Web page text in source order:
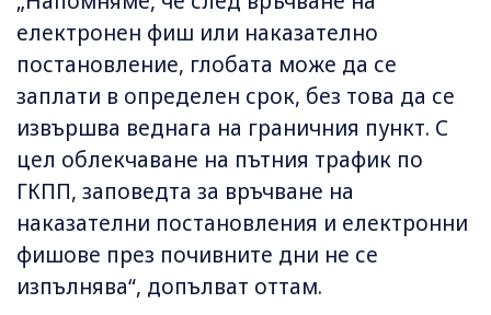
електронен фиш или наказателно
постановление, глобата може да се
заплати в определен срок, без това да се
извършва веднага на граничния пункт. С
цел облекчаване на пътния трафик по
ГКПП, заповедта за връчване на
наказателни постановления и електронни
фишове през почивните дни не се
изпълнява“, допълват оттам.